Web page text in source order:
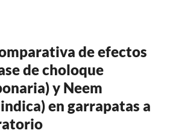
de efectos
de choloque
y Neem
en garrapatas a